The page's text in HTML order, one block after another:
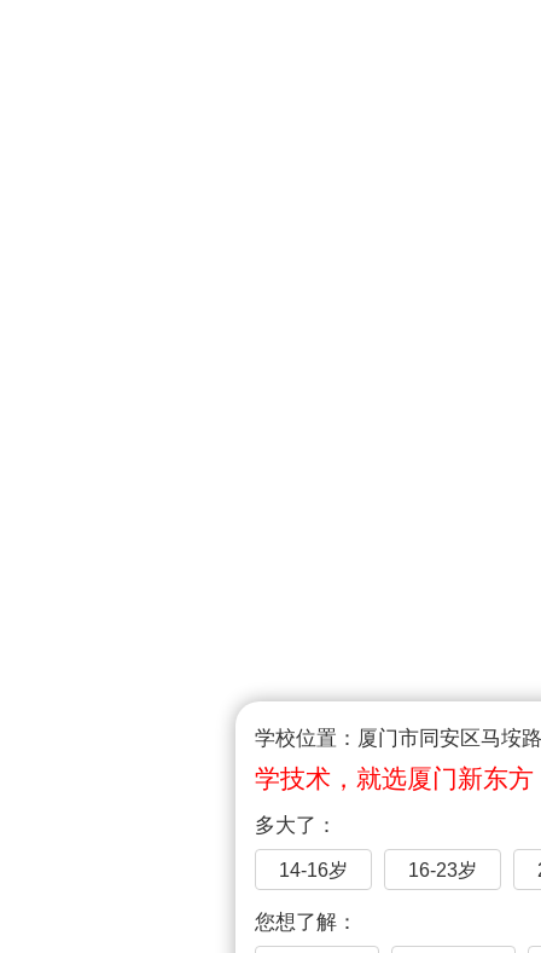
学校位置：厦门市同安区马垵
学技术，就选厦门新东方
多大了：
14-16岁 16-23岁
您想了解：